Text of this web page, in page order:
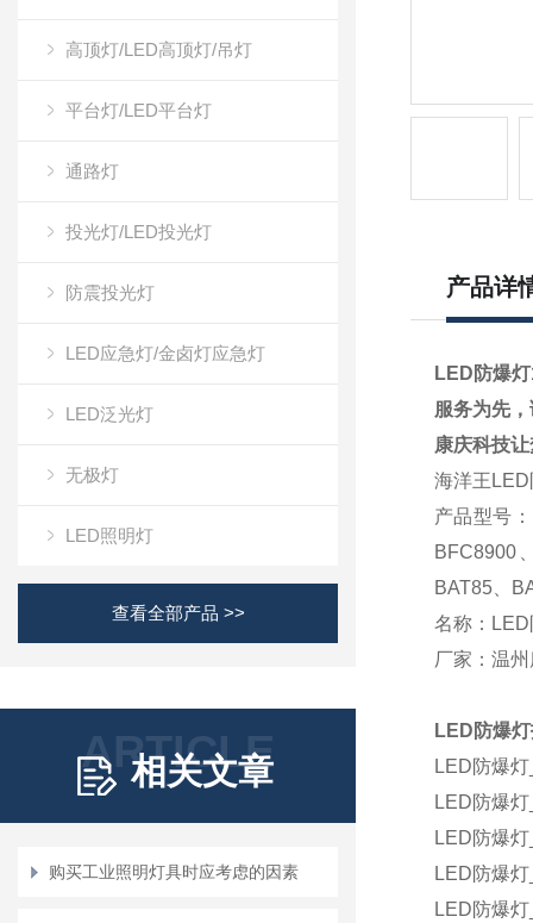
高顶灯/LED高顶灯/吊灯
平台灯/LED平台灯
通路灯
投光灯/LED投光灯
防震投光灯
LED应急灯/金卤灯应急灯
LED泛光灯
无极灯
LED照明灯
查看全部产品 >>
ARTICLE
相关文章
购买工业照明灯具时应考虑的因素
产品详
LED防爆灯
服务为先
康庆科技让
海洋王 LED
产品型号：
BFC8900
BAT85、
名称：LED
厂家：温
LED 防爆
LED防爆灯
LED防爆灯
LED防爆灯
LED防爆灯
LED防爆灯